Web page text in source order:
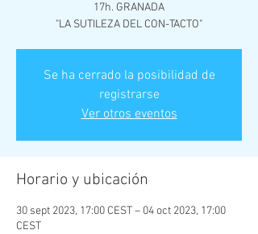
17h. GRANADA
"LA SUTILEZA DEL CON-TACTO"
Se ha cerrado la posibilidad de
registrarse
Ver otros eventos
Horario y ubicación
30 sept 2023, 17:00 CEST – 04 oct 2023, 17:00
CEST